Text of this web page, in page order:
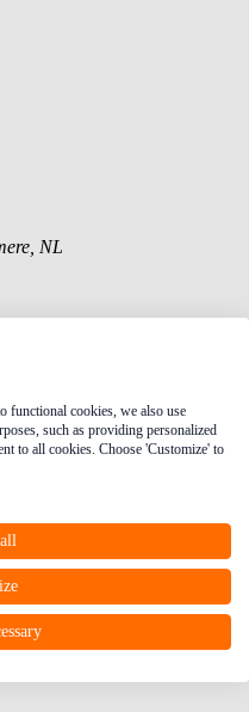
NL
functional cookies, we also use
such as providing personalized
to all cookies. Choose 'Customize' to